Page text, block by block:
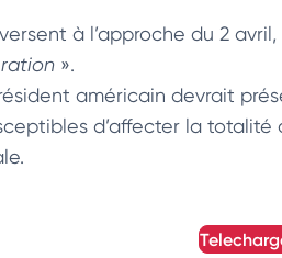
à l’approche du 2
».
américain devrait
d’affecter la